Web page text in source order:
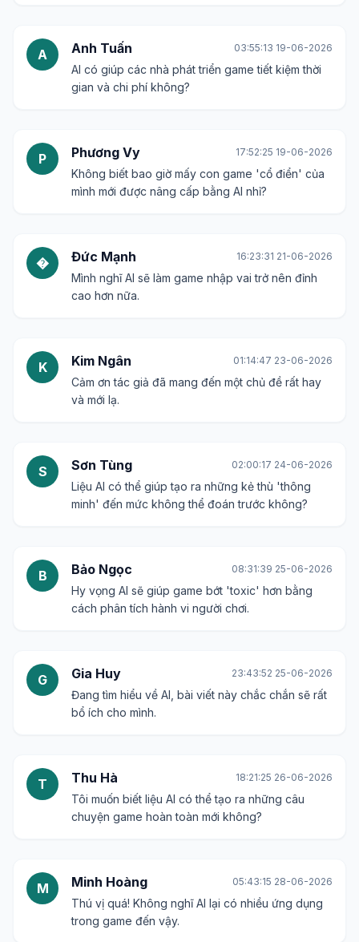
A Anh Tuấn 03:55:13 19-06-2026
AI có giúp các nhà phát triển game tiết kiệm thời
gian và chi phí không?
P Phương Vy 17:52:25 19-06-2026
Không biết bao giờ mấy con game 'cổ điển' của
mình mới được nâng cấp bằng AI nhỉ?
� Đức Mạnh 16:23:31 21-06-2026
Mình nghĩ AI sẽ làm game nhập vai trở nên đỉnh
cao hơn nữa.
K Kim Ngân 01:14:47 23-06-2026
Cảm ơn tác giả đã mang đến một chủ đề rất hay
và mới lạ.
S Sơn Tùng 02:00:17 24-06-2026
Liệu AI có thể giúp tạo ra những kẻ thù 'thông
minh' đến mức không thể đoán trước không?
B Bảo Ngọc 08:31:39 25-06-2026
Hy vọng AI sẽ giúp game bớt 'toxic' hơn bằng
cách phân tích hành vi người chơi.
G Gia Huy 23:43:52 25-06-2026
Đang tìm hiểu về AI, bài viết này chắc chắn sẽ rất
bổ ích cho mình.
T Thu Hà 18:21:25 26-06-2026
Tôi muốn biết liệu AI có thể tạo ra những câu
chuyện game hoàn toàn mới không?
M Minh Hoàng 05:43:15 28-06-2026
Thú vị quá! Không nghĩ AI lại có nhiều ứng dụng
trong game đến vậy.